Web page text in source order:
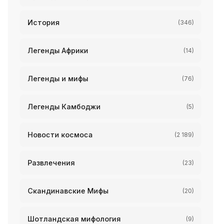
История (346)
Легенды Африки (14)
Легенды и мифы (76)
Легенды Камбоджи (5)
Новости космоса (2 189)
Развлечения (23)
Скандинавские Мифы (20)
Шотландская мифология (9)